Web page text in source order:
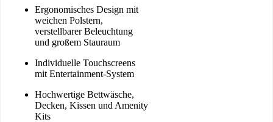
Ergonomisches Design mit
weichen Polstern,
verstellbarer Beleuchtung
und großem Stauraum
Individuelle Touchscreens
mit Entertainment-System
Hochwertige Bettwäsche,
Decken, Kissen und Amenity
Kits